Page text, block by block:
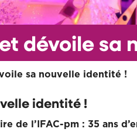
dévoile
sa nouvelle identité !
identité !
de l’IFAC-pm : 35 ans